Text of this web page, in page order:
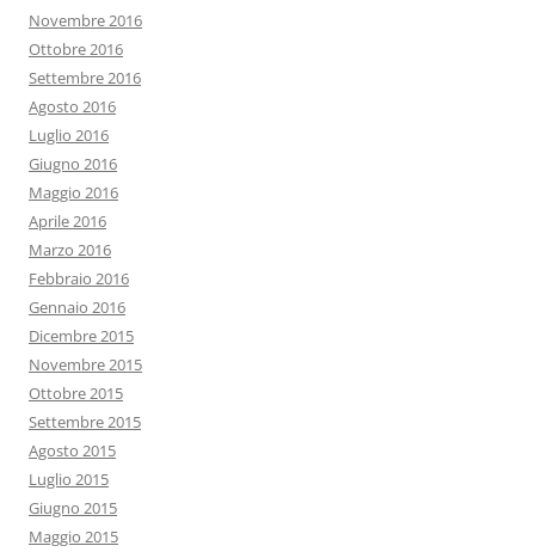
Novembre 2016
Ottobre 2016
Settembre 2016
Agosto 2016
Luglio 2016
Giugno 2016
Maggio 2016
Aprile 2016
Marzo 2016
Febbraio 2016
Gennaio 2016
Dicembre 2015
Novembre 2015
Ottobre 2015
Settembre 2015
Agosto 2015
Luglio 2015
Giugno 2015
Maggio 2015